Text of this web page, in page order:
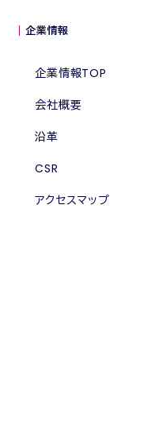
企業情報
企業情報TOP
会社概要
沿革
CSR
アクセスマップ